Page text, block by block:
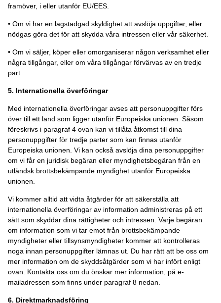
framöver, i eller utanför EU/EES.
• Om vi har en lagstadgad skyldighet att avslöja uppgifter, eller
nödgas göra det för att skydda våra intressen eller vår säkerhet.
• Om vi säljer, köper eller omorganiserar någon verksamhet eller
några tillgångar, eller om våra tillgångar förvärvas av en tredje
part.
5. Internationella överföringar
Med internationella överföringar avses att personuppgifter förs
över till ett land som ligger utanför Europeiska unionen. Såsom
föreskrivs i paragraf 4 ovan kan vi tillåta åtkomst till dina
personuppgifter för tredje parter som kan finnas utanför
Europeiska unionen. Vi kan också avslöja dina personuppgifter
om vi får en juridisk begäran eller myndighetsbegäran från en
utländsk brottsbekämpande myndighet utanför Europeiska
unionen.
Vi kommer alltid att vidta åtgärder för att säkerställa att
internationella överföringar av information administreras på ett
sätt som skyddar dina rättigheter och intressen. Varje begäran
om information som vi tar emot från brottsbekämpande
myndigheter eller tillsynsmyndigheter kommer att kontrolleras
noga innan personuppgifter lämnas ut. Du har rätt att be oss om
mer information om de skyddsåtgärder som vi har infört enligt
ovan. Kontakta oss om du önskar mer information, på e-
mailadressen som finns under paragraf 8 nedan.
6. Direktmarknadsföring